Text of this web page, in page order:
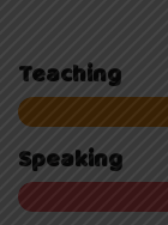
Teaching
Speaking